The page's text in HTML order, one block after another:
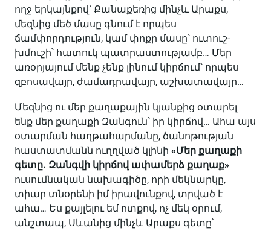
ողջ երկայնքով՝ Քանաքեռից մինչև Արաքս,
մեզնից մեծ մասը գնում է որպես
ճամփորդություն, կամ փոքր մասը՝ ուտուշ-
խմուշի՝ հատուկ պատրաստությամբ… Մեր
առօրյայում մենք չենք լինում կիրճում՝ որպես
զբոսավայր, ժամադրավայր, աշխատավայր…
Մեզնից ու մեր քաղաքային կյանքից օտարել
ենք մեր քաղաքի Զանգուն՝ իր կիրճով… Ահա այս
օտարման հաղթահարմանը, ծանոթության
հաստատմանն ուղղված կլինի «Մեր քաղաքի
գետը. Զանգվի կիրճով ափամերձ քաղաք»
ուսումնական նախագիծը, որի մեկնարկը,
տիար տնօրենի իմ իրավունքով, տրված է
ահա… Ես քայլելու եմ ոտքով, ոչ մեկ օրում,
անշտապ, Սևանից մինչև Արաքս գետը՝